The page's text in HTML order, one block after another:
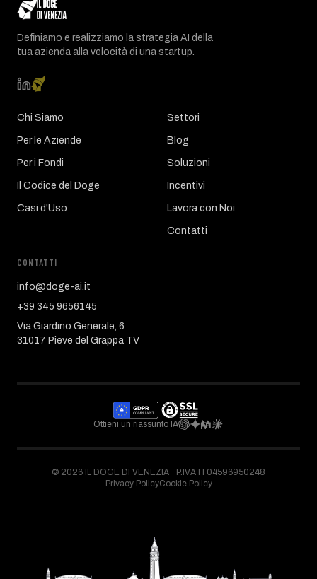
Definiamo e realizziamo la strategia AI della
tua azienda alla velocità di una startup.
Chi Siamo
Per le Aziende
Per i Fondi
Il Codice del Doge
Casi d'Uso
Settori
Blog
Soluzioni
Incentivi
Lavora con Noi
Contatti
CONTATTI
info@doge-ai.it
+39 345 9656145
Via Giardino Generale, 6
31017 Pieve del Grappa TV
Ottieni un riassunto IA
© 2026 IL DOGE DI VENEZIA · P.IVA IT04596950248
Privacy PolicyCookie Policy